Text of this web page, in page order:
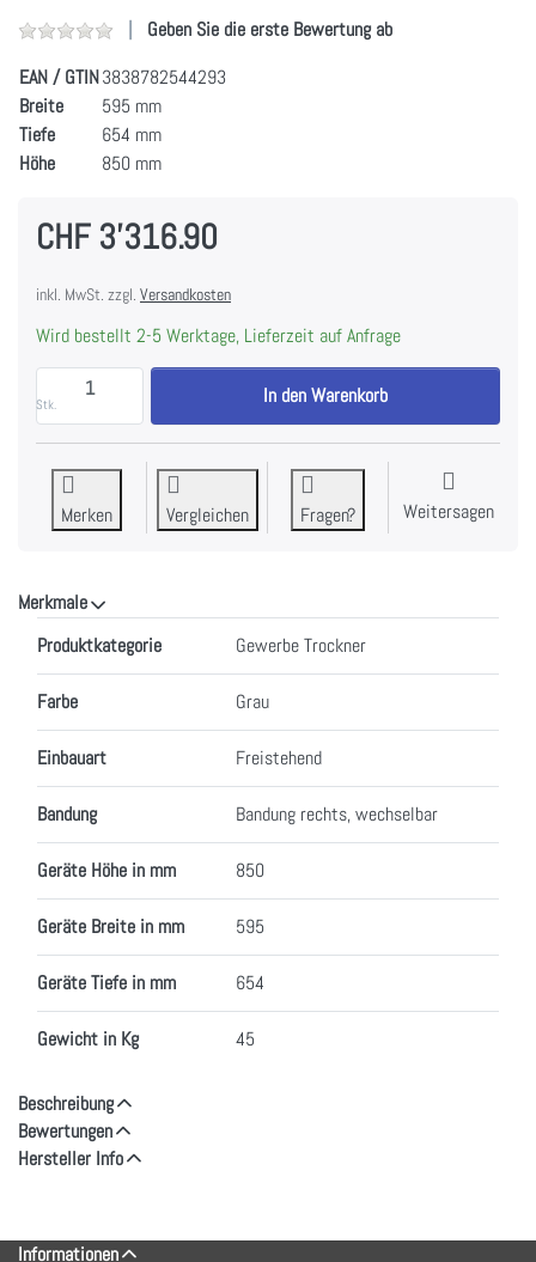
Geben Sie die erste Bewertung ab
EAN / GTIN3838782544293
Breite
595 mm
Tiefe
654 mm
Höhe
850 mm
CHF 3'316.90
inkl. MwSt. zzgl. Versandkosten
Wird bestellt 2-5 Werktage, Lieferzeit auf Anfrage
Stk.
ASKO TDC 1772CB T Wäschetrockner Gewerbe
In den Warenkorb
Merken Vergleichen Fragen? Weitersagen
Merkmale
Produktkategorie Gewerbe Trockner
Farbe Grau
Einbauart Freistehend
Bandung Bandung rechts, wechselbar
Geräte Höhe in mm 850
Geräte Breite in mm 595
Geräte Tiefe in mm 654
Gewicht in Kg 45
Beschreibung
Bewertungen
Hersteller Info
Informationen